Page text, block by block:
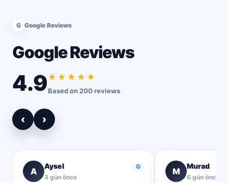
G Google Reviews
Google Reviews
4.9★★★★★
Based on 200 reviews
‹ ›
A
Aysel
3 gün önce
G M
Murad
6 gün önce